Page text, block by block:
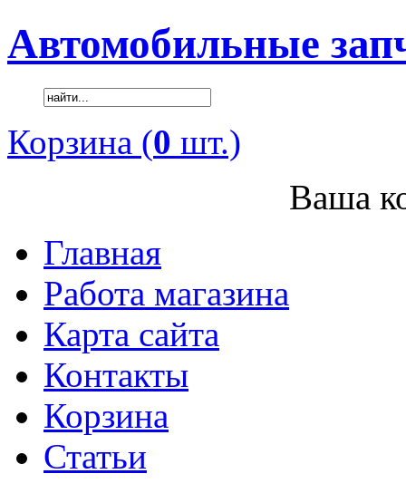
Автомобильные
Корзина (0 шт.)
Ваша
Главная
Работа магазина
Карта сайта
Контакты
Корзина
Статьи